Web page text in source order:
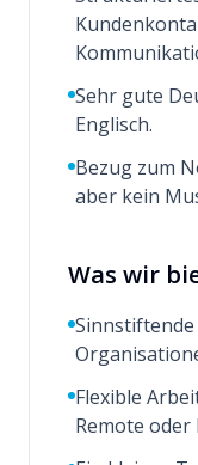
Sehr gute
Englisch.
Bezug zum
aber kein
Was wir
Flexible
Remote oder